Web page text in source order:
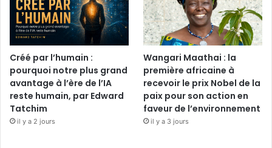
Créé par l’humain :
pourquoi notre plus grand
avantage à l’ère de l’IA
reste humain, par Edward
Tatchim
il y a 2 jours
Wangari Maathai : la
première africaine à
recevoir le prix Nobel de la
paix pour son action en
faveur de l’environnement
il y a 3 jours